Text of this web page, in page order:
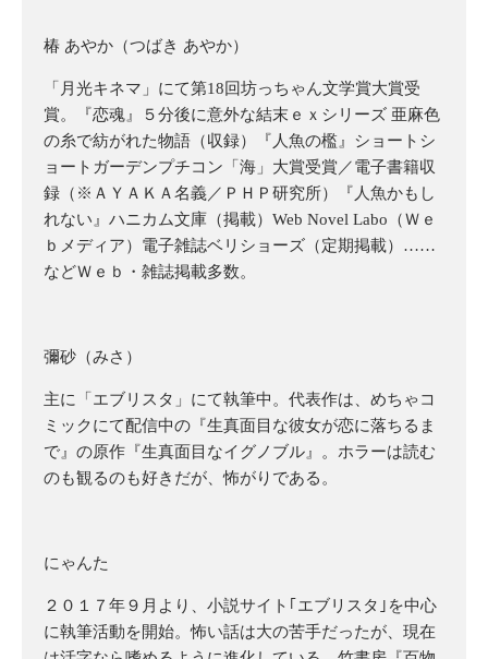
椿 あやか（つばき あやか）
「月光キネマ」にて第18回坊っちゃん文学賞大賞受
賞。『恋魂』５分後に意外な結末ｅｘシリーズ 亜麻色
の糸で紡がれた物語（収録）『人魚の檻』ショートシ
ョートガーデンプチコン「海」大賞受賞／電子書籍収
録（※ＡＹＡＫＡ名義／ＰＨＰ研究所）『人魚かもし
れない』ハニカム文庫（掲載）Web Novel Labo（Ｗｅ
ｂメディア）電子雑誌ベリショーズ（定期掲載）……
などＷｅｂ・雑誌掲載多数。
彌砂（みさ）
主に「エブリスタ」にて執筆中。代表作は、めちゃコ
ミックにて配信中の『生真面目な彼女が恋に落ちるま
で』の原作『生真面目なイグノブル』。ホラーは読む
のも観るのも好きだが、怖がりである。
にゃんた
２０１７年９月より、小説サイト｢エブリスタ｣を中心
に執筆活動を開始。怖い話は大の苦手だったが、現在